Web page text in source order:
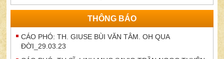
THÔNG BÁO
CÁO PHÓ: TH. GIUSE BÙI VĂN TÂM. OH QUA
ĐỜI_29.03.23